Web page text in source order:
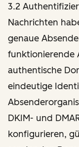
3.2
Nachrichten
genaue
funktionierende
authentische
eindeutige
DKIM- und
konfigurieren,